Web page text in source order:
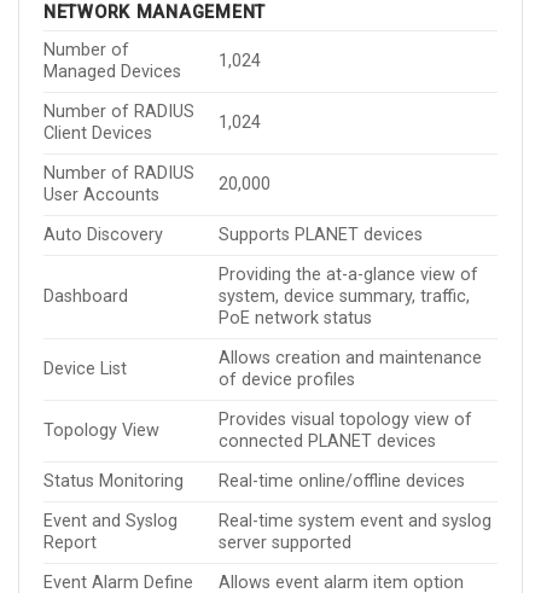
NETWORK MANAGEMENT
Number of
Managed Devices
1,024
Number of RADIUS
Client Devices
1,024
Number of RADIUS
User Accounts
20,000
Auto Discovery Supports PLANET devices
Dashboard
Providing the at-a-glance view of
system, device summary, traffic,
PoE network status
Device List
Allows creation and maintenance
of device profiles
Topology View
Provides visual topology view of
connected PLANET devices
Status Monitoring
Real-time online/offline devices
Event and Syslog
Report
Real-time system event and syslog
server supported
Event Alarm Define
Allows event alarm item option